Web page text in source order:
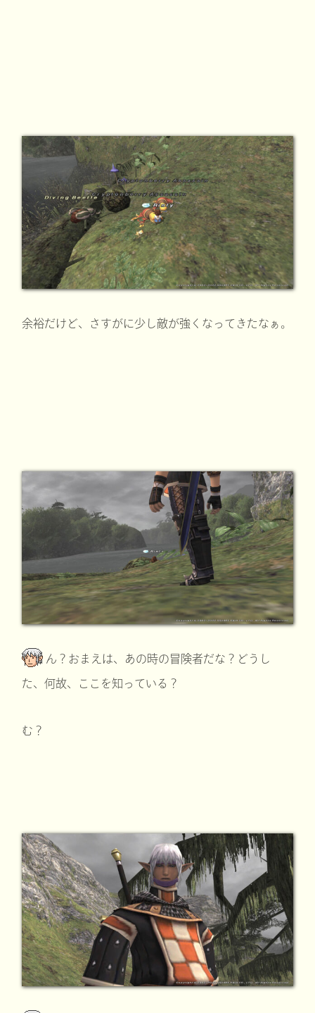
余裕だけど、さすがに少し敵が強くなってきたなぁ。
ん？おまえは、あの時の冒険者だな？どうし
た、何故、ここを知っている？
む？